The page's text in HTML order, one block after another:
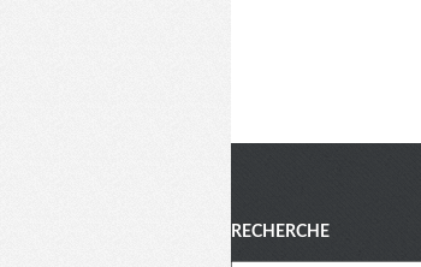
Menu
RECHERCHE